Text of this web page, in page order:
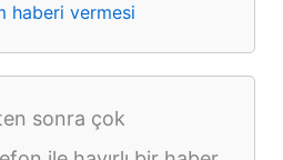
haberi vermesi
sonra çok